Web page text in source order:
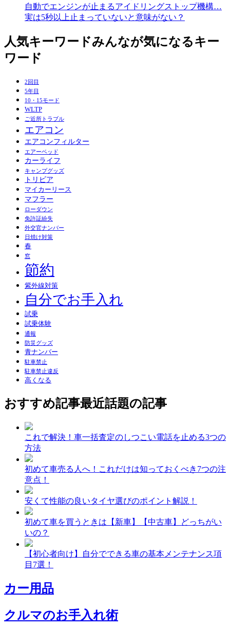
自動でエンジンが止まるアイドリングストップ機構…
実は5秒以上止まっていないと意味がない？
人気キーワードみんなが気になるキー
ワード
2回目
5年目
10・15モード
WLTP
ご近所トラブル
エアコン
エアコンフィルター
エアーベッド
カーライフ
キャンプグッズ
トリビア
マイカーリース
マフラー
ローダウン
免許証紛失
外交官ナンバー
日焼け対策
春
窓
節約
紫外線対策
自分でお手入れ
試乗
試乗体験
通報
防災グッズ
青ナンバー
駐車禁止
駐車禁止違反
高くなる
おすすめ記事最近話題の記事
これで解決！車一括査定のしつこい電話を止める3つの
方法
初めて車売る人へ！これだけは知っておくべき7つの注
意点！
安くて性能の良いタイヤ選びのポイント解説！
初めて車を買うときは【新車】【中古車】どっちがい
いの？
【初心者向け】自分でできる車の基本メンテナンス項
目7選！
カー用品
クルマのお手入れ術